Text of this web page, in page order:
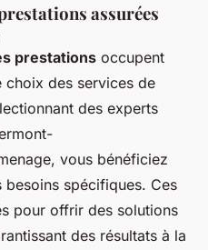
assurées
prestations occupent
choix des services de
des experts
vous bénéficiez
spécifiques. Ces
pour offrir des solutions
des résultats à la